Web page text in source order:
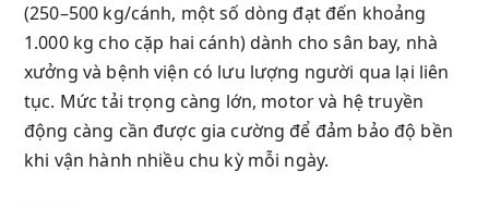
(250–500 kg/cánh, một số dòng đạt đến khoảng
1.000 kg cho cặp hai cánh) dành cho sân bay, nhà
xưởng và bệnh viện có lưu lượng người qua lại liên
tục. Mức tải trọng càng lớn, motor và hệ truyền
động càng cần được gia cường để đảm bảo độ bền
khi vận hành nhiều chu kỳ mỗi ngày.